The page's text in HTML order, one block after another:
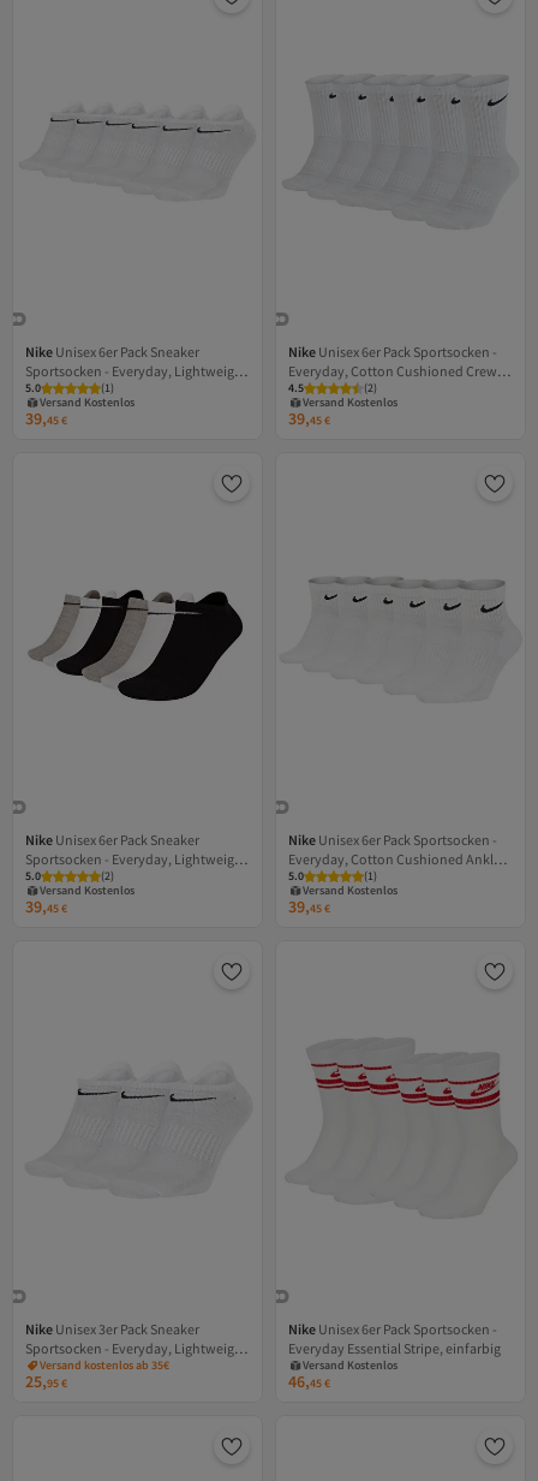
Nike Unisex 6er Pack Sneaker
Sportsocken - Everyday, Lightweight
No Show, einfarbig
5.0 (1)
Versand Kostenlos
Gratis Versand
Versand Kostenlos
39,45€
Nike Unisex 6er Pack Sportsocken -
Everyday, Cotton Cushioned Crew,
einfarbig
4.5 (2)
Versand Kostenlos
Gratis Versand
Versand Kostenlos
39,45€
Nike Unisex 6er Pack Sneaker
Sportsocken - Everyday, Lightweight
No Show, einfarbig
5.0 (2)
Versand Kostenlos
Gratis Versand
Versand Kostenlos
39,45€
Nike Unisex 6er Pack Sportsocken -
Everyday, Cotton Cushioned Ankle,
einfarbig
5.0 (1)
Versand Kostenlos
Gratis Versand
Versand Kostenlos
39,45€
Nike Unisex 3er Pack Sneaker
Sportsocken - Everyday, Lightweight
No Show, einfarbig
Versand kostenlos ab 35€
25,95€
Nike Unisex 6er Pack Sportsocken -
Everyday Essential Stripe, einfarbig
Versand Kostenlos
Gratis Versand
Versand Kostenlos
46,45€